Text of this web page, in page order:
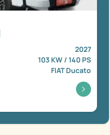
2027
103 KW / 140 PS
FIAT Ducato